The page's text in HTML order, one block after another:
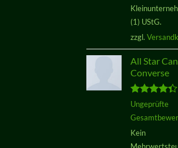
(1) UStG.
zzgl.
All Star
Converse
Bewertet
von 5
Ungeprüfte
Kein